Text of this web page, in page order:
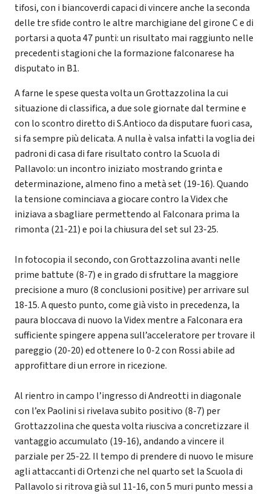
tifosi, con i biancoverdi capaci di vincere anche la seconda
delle tre sfide contro le altre marchigiane del girone C e di
portarsi a quota 47 punti: un risultato mai raggiunto nelle
precedenti stagioni che la formazione falconarese ha
disputato in B1.
A farne le spese questa volta un Grottazzolina la cui
situazione di classifica, a due sole giornate dal termine e
con lo scontro diretto di S.Antioco da disputare fuori casa,
si fa sempre più delicata. A nulla è valsa infatti la voglia dei
padroni di casa di fare risultato contro la Scuola di
Pallavolo: un incontro iniziato mostrando grinta e
determinazione, almeno fino a metà set (19-16). Quando
la tensione cominciava a giocare contro la Videx che
iniziava a sbagliare permettendo al Falconara prima la
rimonta (21-21) e poi la chiusura del set sul 23-25.
In fotocopia il secondo, con Grottazzolina avanti nelle
prime battute (8-7) e in grado di sfruttare la maggiore
precisione a muro (8 conclusioni positive) per arrivare sul
18-15. A questo punto, come già visto in precedenza, la
paura bloccava di nuovo la Videx mentre a Falconara era
sufficiente spingere appena sull’acceleratore per trovare il
pareggio (20-20) ed ottenere lo 0-2 con Rossi abile ad
approfittare di un errore in ricezione.
Al rientro in campo l’ingresso di Andreotti in diagonale
con l’ex Paolini si rivelava subito positivo (8-7) per
Grottazzolina che questa volta riusciva a concretizzare il
vantaggio accumulato (19-16), andando a vincere il
parziale per 25-22. Il tempo di prendere di nuovo le misure
agli attaccanti di Ortenzi che nel quarto set la Scuola di
Pallavolo si ritrova già sul 11-16, con 5 muri punto messi a